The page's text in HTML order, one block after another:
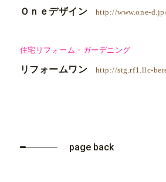
Ｏｎｅデザイン http://www.one-
住宅リフォーム・ガーデニング
リフォームワン http://stg.rf1.llc-
page back